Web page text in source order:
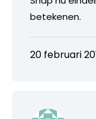
betekenen.
20 februari